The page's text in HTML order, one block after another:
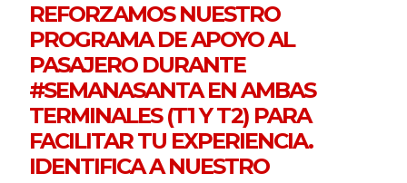
REFORZAMOS NUESTRO
PROGRAMA DE APOYO AL
PASAJERO DURANTE
#SEMANASANTAEN AMBAS
TERMINALES (T1 Y T2) PARA
FACILITAR TU EXPERIENCIA.
IDENTIFICA A NUESTRO